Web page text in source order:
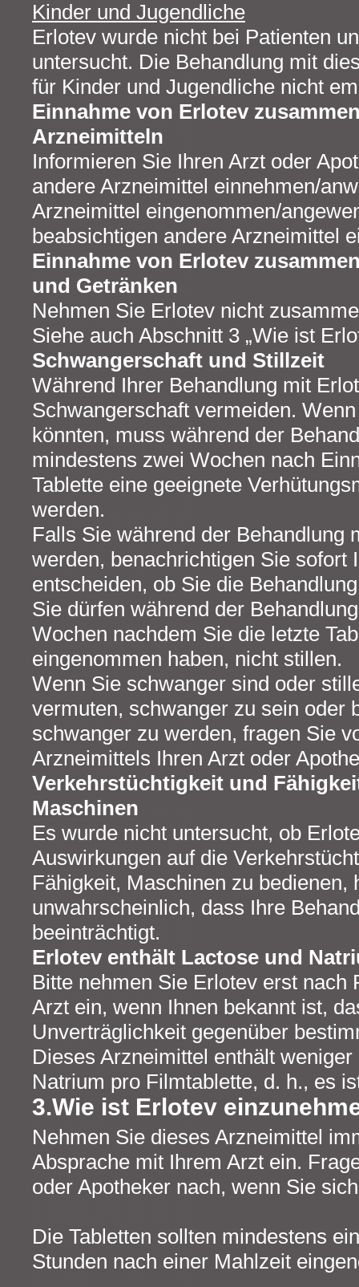
Kinder und Jugendliche
Erlotev wurde nicht bei Patienten
untersucht. Die Behandlung mit
für Kinder und Jugendliche nicht
Einnahme von Erlotev
Arzneimitteln
Informieren Sie Ihren Arzt oder
andere Arzneimittel einnehmen/
Arzneimittel eingenommen/
beabsichtigen andere Arzneimittel
Einnahme von Erlotev
und Getränken
Nehmen Sie Erlotev nicht
Siehe auch Abschnitt 3 „Wie ist
Schwangerschaft und Stillzeit
Während Ihrer Behandlung mit
Schwangerschaft vermeiden.
könnten, muss während der
mindestens zwei Wochen nach
Tablette eine geeignete
werden.
Falls Sie während der Behandlung
werden, benachrichtigen Sie sofort
entscheiden, ob Sie die
Sie dürfen während der
Wochen nachdem Sie die letzte
eingenommen haben, nicht stillen.
Wenn Sie schwanger sind oder
vermuten, schwanger zu sein oder
schwanger zu werden, fragen Sie
Arzneimittels Ihren Arzt oder
Verkehrstüchtigkeit und
Maschinen
Es wurde nicht untersucht, ob
Auswirkungen auf die
Fähigkeit, Maschinen zu bedienen,
unwahrscheinlich, dass Ihre
beeinträchtigt.
Erlotev enthält Lactose und
Bitte nehmen Sie Erlotev erst nach
Arzt ein, wenn Ihnen bekannt ist,
Unverträglichkeit gegenüber
Dieses Arzneimittel enthält
Natrium pro Filmtablette, d. h., es
3.Wie ist Erlotev
Nehmen Sie dieses Arzneimittel
Absprache mit Ihrem Arzt ein.
oder Apotheker nach, wenn Sie
Die Tabletten sollten mindestens
Stunden nach einer Mahlzeit